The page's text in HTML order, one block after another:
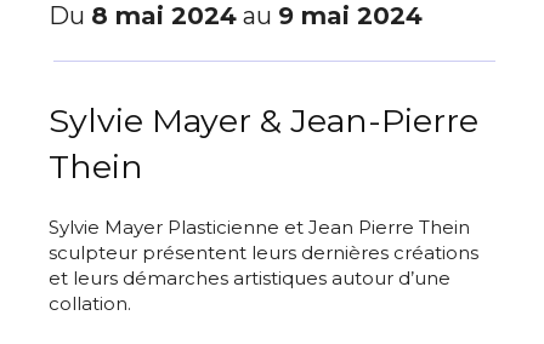
Du 8 mai 2024 au 9 mai 2024
Sylvie Mayer & Jean-Pierre
Thein
Sylvie Mayer Plasticienne et Jean Pierre Thein
sculpteur présentent leurs dernières créations
et leurs démarches artistiques autour d’une
collation.